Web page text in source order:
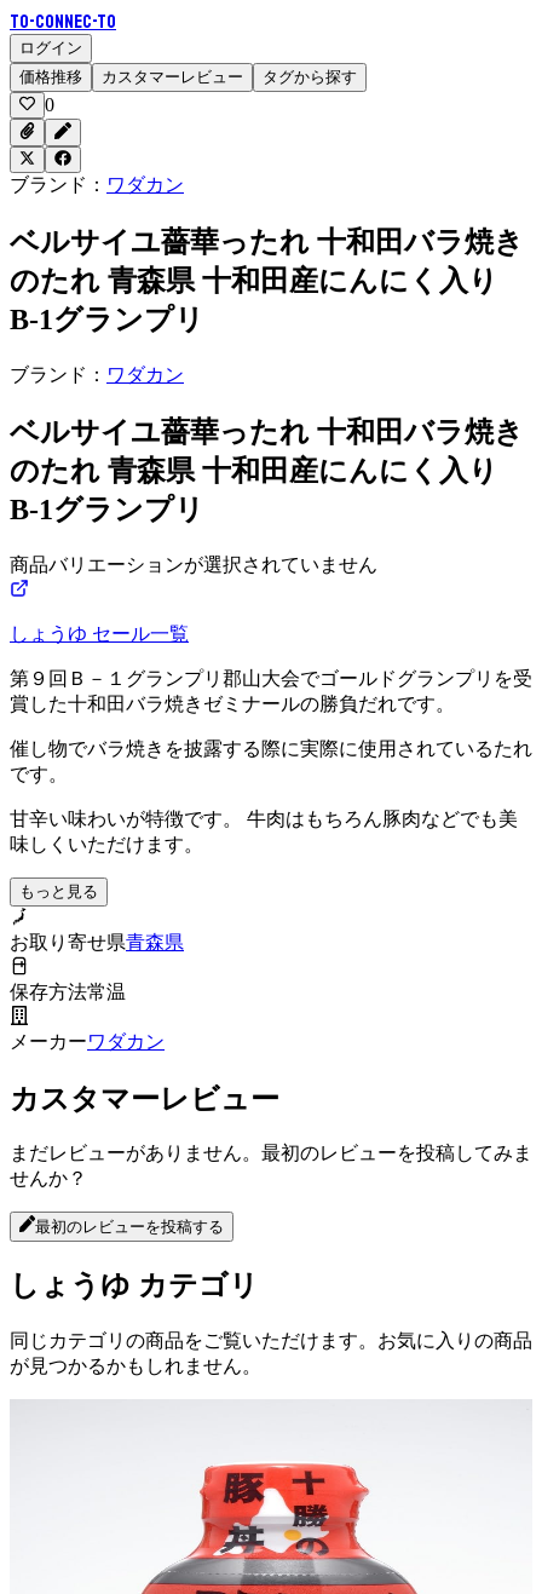
To-Connec-TO
ログイン
価格推移
カスタマーレビュー タグから探す
0
ブランド： ワダカン
ベルサイユ薔華ったれ 十和田バラ焼き
のたれ 青森県 十和田産にんにく入り
B-1グランプリ
ブランド： ワダカン
ベルサイユ薔華ったれ 十和田バラ焼き
のたれ 青森県 十和田産にんにく入り
B-1グランプリ
商品バリエーションが選択されていません
しょうゆ セール一覧
第９回Ｂ－１グランプリ郡山大会でゴールドグランプリを受
賞した十和田バラ焼きゼミナールの勝負だれです。
催し物でバラ焼きを披露する際に実際に使用されているたれ
です。
甘辛い味わいが特徴です。 牛肉はもちろん豚肉などでも美
味しくいただけます。
もっと見る
お取り寄せ県青森県
保存方法常温
メーカーワダカン
カスタマーレビュー
まだレビューがありません。最初のレビューを投稿してみま
せんか？
最初のレビューを投稿する
しょうゆ カテゴリ
同じカテゴリの商品をご覧いただけます。お気に入りの商品
が見つかるかもしれません。